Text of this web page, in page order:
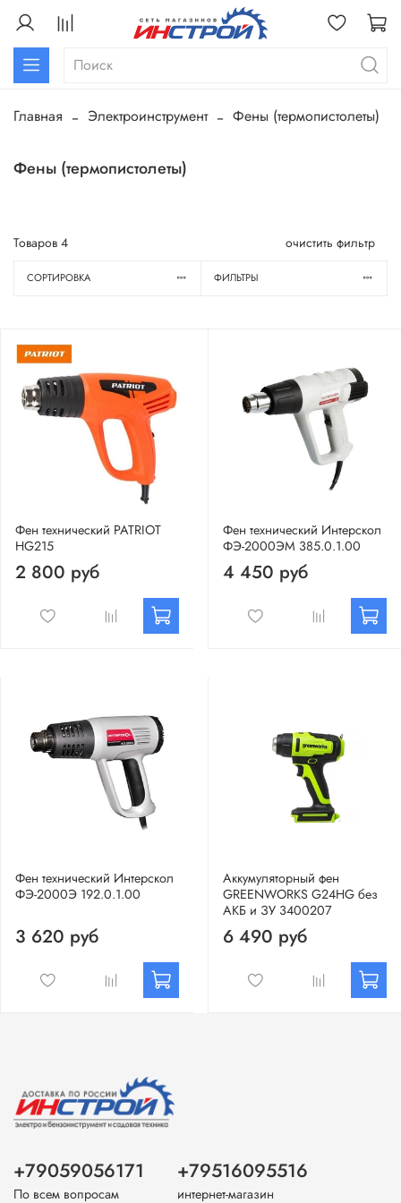
Главная Электроинструмент Фены (термопистолеты)
Фены (термопистолеты)
Товаров 4 очистить фильтр
СОРТИРОВКА ФИЛЬТРЫ
Фен технический PATRIOT
HG215
2 800 руб
Фен технический Интерскол
ФЭ-2000ЭМ 385.0.1.00
4 450 руб
Фен технический Интерскол
ФЭ-2000Э 192.0.1.00
3 620 руб
Аккумуляторный фен
GREENWORKS G24HG без
АКБ и ЗУ 3400207
6 490 руб
+79059056171
По всем вопросам
+79516095516
интернет-магазин